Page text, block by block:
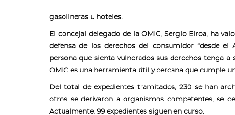
gasolineras u hoteles.
El concejal delegado de la OMIC, Sergio Eiroa, ha
defensa de los derechos del consumidor “desde
persona que sienta vulnerados sus derechos tenga
OMIC es una herramienta útil y cercana que cumple
Del total de expedientes tramitados, 230 se han
otros se derivaron a organismos competentes, se
Actualmente, 99 expedientes siguen en curso.